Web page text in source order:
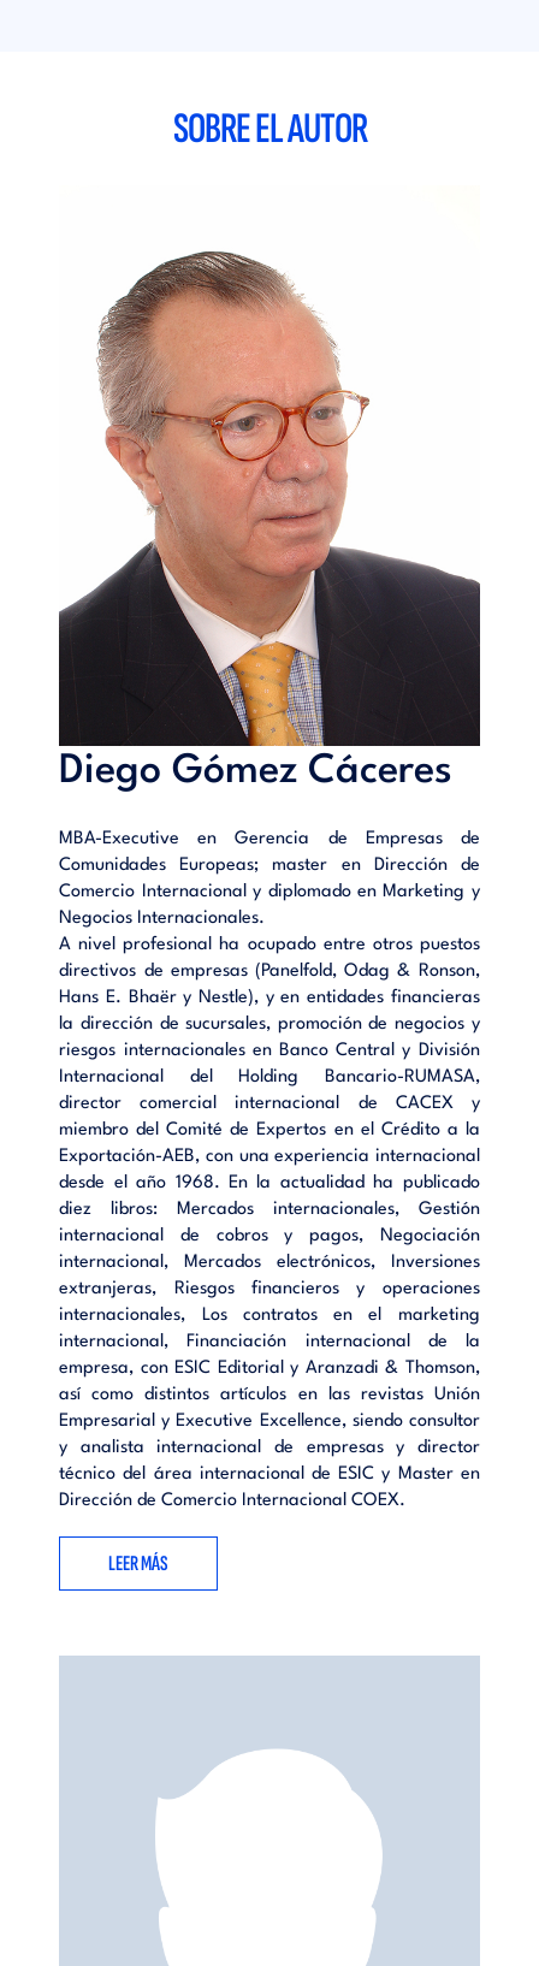
SOBRE EL AUTOR
Diego Gómez Cáceres
MBA-Executive en Gerencia de Empresas de
Comunidades Europeas; master en Dirección de
Comercio Internacional y diplomado en Marketing y
Negocios Internacionales.
A nivel profesional ha ocupado entre otros puestos
directivos de empresas (Panelfold, Odag & Ronson,
Hans E. Bhaër y Nestle), y en entidades financieras
la dirección de sucursales, promoción de negocios y
riesgos internacionales en Banco Central y División
Internacional del Holding Bancario-RUMASA,
director comercial internacional de CACEX y
miembro del Comité de Expertos en el Crédito a la
Exportación-AEB, con una experiencia internacional
desde el año 1968. En la actualidad ha publicado
diez libros: Mercados internacionales, Gestión
internacional de cobros y pagos, Negociación
internacional, Mercados electrónicos, Inversiones
extranjeras, Riesgos financieros y operaciones
internacionales, Los contratos en el marketing
internacional, Financiación internacional de la
empresa, con ESIC Editorial y Aranzadi & Thomson,
así como distintos artículos en las revistas Unión
Empresarial y Executive Excellence, siendo consultor
y analista internacional de empresas y director
técnico del área internacional de ESIC y Master en
Dirección de Comercio Internacional COEX.
LEER MÁS